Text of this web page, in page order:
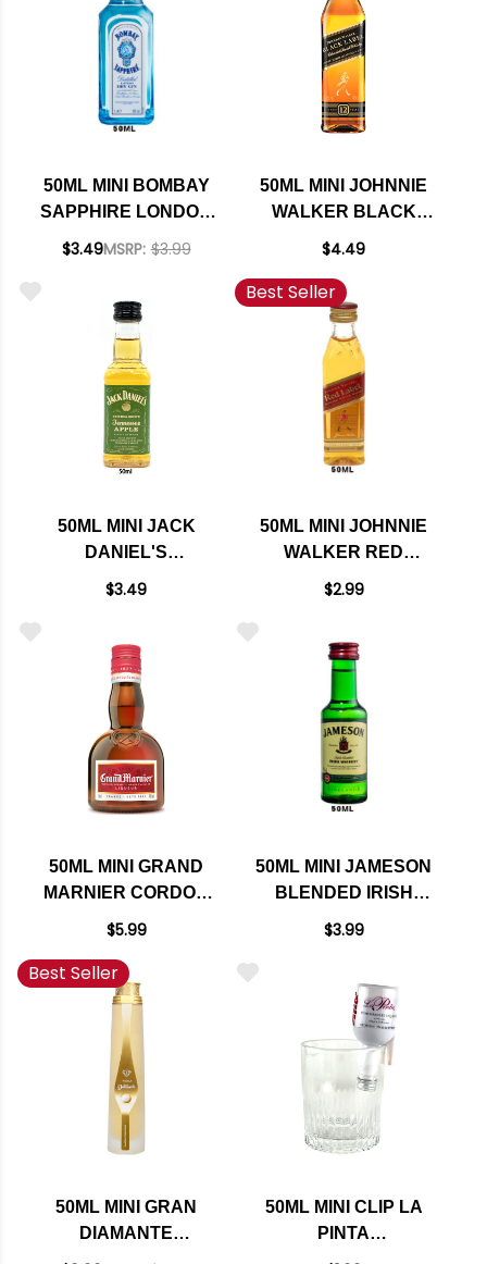
50ML MINI BOMBAY
SAPPHIRE LONDON
DRY GIN
$3.49MSRP: $3.99
50ML MINI JOHNNIE
WALKER BLACK
LABEL 12 YEAR OLD
$4.49
50ML MINI JACK
DANIEL'S
TENNESSEE APPLE
$3.49
Best Seller
50ML MINI JOHNNIE
WALKER RED
LABEL BLENDED
$2.99
50ML MINI GRAND
MARNIER CORDON
ROUGE ORANGE
$5.99
50ML MINI JAMESON
BLENDED IRISH
WHISKEY
$3.99
Best Seller
50ML MINI GRAN
DIAMANTE
REPOSADO TEQUILA
50ML MINI CLIP LA
PINTA
POMEGRANATE